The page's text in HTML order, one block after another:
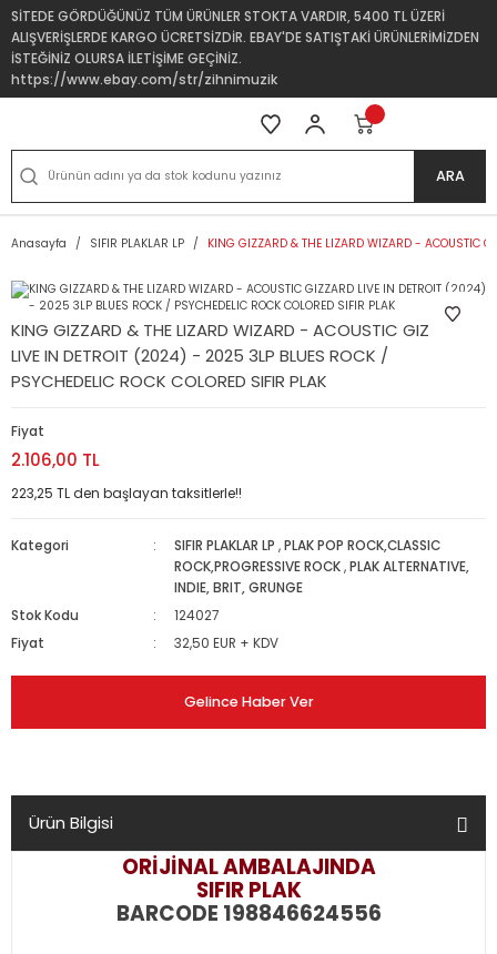
SİTEDE GÖRDÜĞÜNÜZ TÜM ÜRÜNLER STOKTA VARDIR, 5400 TL ÜZERİ
ALIŞVERİŞLERDE KARGO ÜCRETSİZDİR. EBAY'DE SATIŞTAKİ ÜRÜNLERİMİZDEN
İSTEĞİNİZ OLURSA İLETİŞİME GEÇİNİZ.
https://www.ebay.com/str/zihnimuzik
ARA
Anasayfa SIFIR PLAKLAR LP KING GIZZARD & THE LIZARD WIZARD - ACOUSTIC
KING GIZZARD & THE LIZARD WIZARD - ACOUSTIC GIZZARD
LIVE IN DETROIT (2024) - 2025 3LP BLUES ROCK /
PSYCHEDELIC ROCK COLORED SIFIR PLAK
Fiyat
2.106,00 TL
223,25 TL den başlayan taksitlerle!!
Kategori SIFIR PLAKLAR LP ,PLAK POP ROCK,CLASSIC
ROCK,PROGRESSIVE ROCK ,PLAK ALTERNATIVE,
INDIE, BRIT, GRUNGE
Stok Kodu
124027
Fiyat
32,50 EUR + KDV
Gelince Haber Ver
Ürün Bilgisi
ORİJİNAL AMBALAJINDA
SIFIR PLAK
BARCODE 198846624556